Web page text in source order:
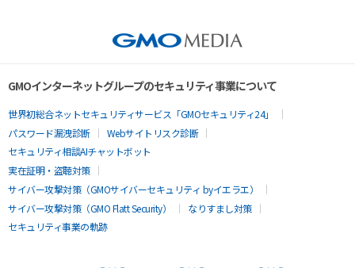
GMOインターネットグループのセキュリティ事業について
世界初総合ネットセキュリティサービス「GMOセキュリティ24」
パスワード漏洩診断
Webサイトリスク診断
セキュリティ相談AIチャットボット
実在証明・盗聴対策
サイバー攻撃対策（GMOサイバーセキュリティ byイエラエ）
サイバー攻撃対策（GMO Flatt Security）
なりすまし対策
セキュリティ事業の軌跡